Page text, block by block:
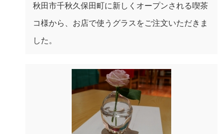
秋田市千秋久保田町に新しくオープンされる喫茶
コ様から、お店で使うグラスをご注文いただきま
した。